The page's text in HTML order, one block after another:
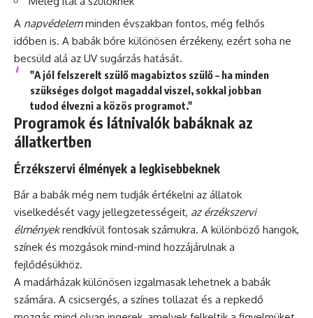
A napvédelemminden évszakban fontos, még felhős
időben is. A babák bőre különösen érzékeny, ezért soha ne
becsüld alá az UV sugárzás hatását.
"A jól felszerelt szülő magabiztos szülő – ha minden
szükséges dolgot magaddal viszel, sokkal jobban
tudod élvezni a közös programot."
Programok és látnivalók babáknak az
állatkertben
Érzékszervi élmények a legkisebbeknek
Bár a babák még nem tudják értékelni az állatok
viselkedését vagy jellegzetességeit, az érzékszervi
élményekrendkívül fontosak számukra. A különböző hangok,
színek és mozgások mind-mind hozzájárulnak a
fejlődésükhöz.
A madárházak különösen izgalmasak lehetnek a babák
számára. A csicsergés, a színes tollazat és a repkedő